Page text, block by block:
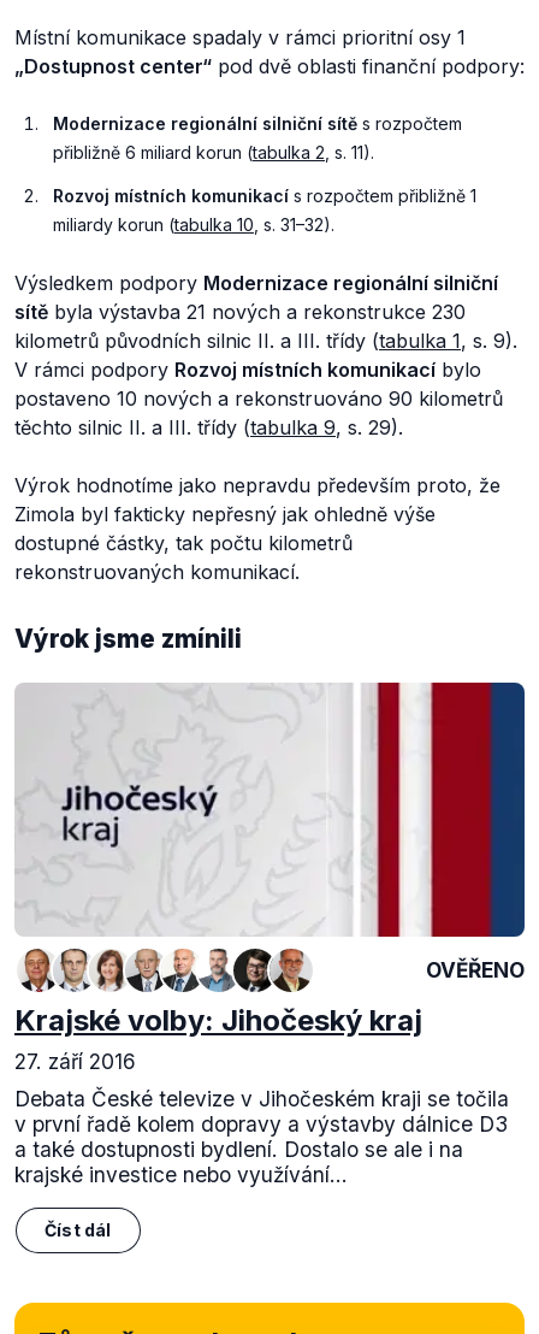
Místní komunikace spadaly v rámci prioritní osy 1
„Dostupnost center“ pod dvě oblasti finanční podpory:
Modernizace regionální silniční sítě s rozpočtem
přibližně 6 miliard korun (tabulka 2 , s. 11).
Rozvoj místních komunikací s rozpočtem přibližně 1
miliardy korun (tabulka 10 , s. 31–32).
Výsledkem podpory Modernizace regionální silniční
sítě byla výstavba 21 nových a rekonstrukce 230
kilometrů původních silnic II. a III. třídy (tabulka 1, s. 9).
V rámci podpory Rozvoj místních komunikací bylo
postaveno 10 nových a rekonstruováno 90 kilometrů
těchto silnic II. a III. třídy (tabulka 9, s. 29).
Výrok hodnotíme jako nepravdu především proto, že
Zimola byl fakticky nepřesný jak ohledně výše
dostupné částky, tak počtu kilometrů
rekonstruovaných komunikací.
Výrok jsme zmínili
OVĚŘENO
Krajské volby: Jihočeský kraj
27. září 2016
Debata České televize v Jihočeském kraji se točila
v první řadě kolem dopravy a výstavby dálnice D3
a také dostupnosti bydlení. Dostalo se ale i na
krajské investice nebo využívání...
Číst dál